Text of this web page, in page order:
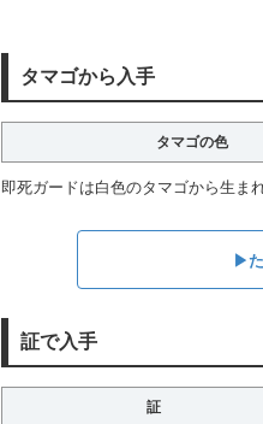
タマゴから入手
タマゴの色
即死ガードは白色のタマゴから生ま
▶︎
証で入手
証